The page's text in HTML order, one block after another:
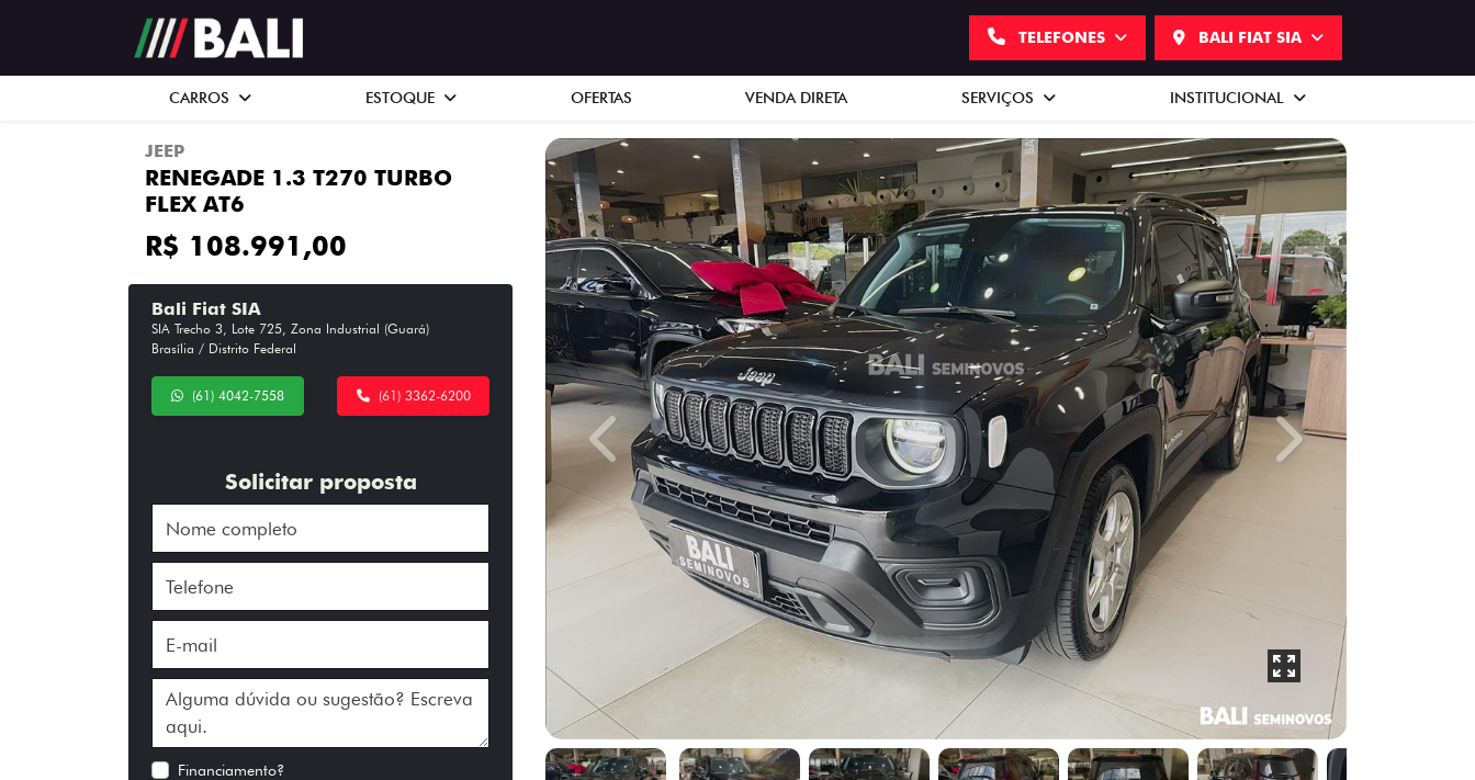
TELEFONES BALI FIAT SIA
CARROS ESTOQUE OFERTAS VENDA DIRETA SERVIÇOS INSTITUCIONAL
JEEP
RENEGADE 1.3 T270 TURBO
FLEX AT6
R$ 108.991,00
Bali Fiat SIA
SIA Trecho 3, Lote 725, Zona Industrial (Guará)
Brasília / Distrito Federal
(61) 3362-6200
(61) 4042-7558
Solicitar proposta
Financiamento?
Previous Next